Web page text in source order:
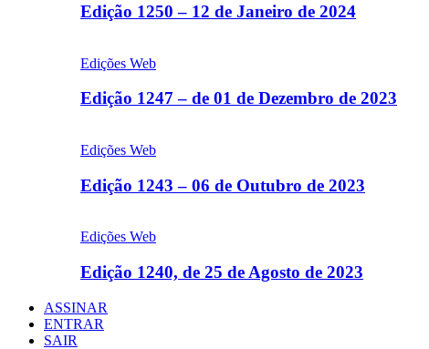
Edição 1250 – 12 de Janeiro de 2024
Edições Web
Edição 1247 – de 01 de Dezembro de 2023
Edições Web
Edição 1243 – 06 de Outubro de 2023
Edições Web
Edição 1240, de 25 de Agosto de 2023
ASSINAR
ENTRAR
SAIR